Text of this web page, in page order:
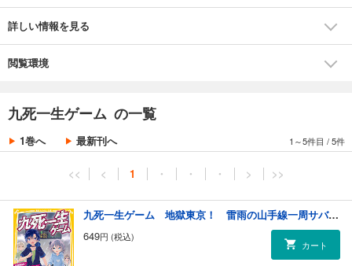
詳しい情報を見る
閲覧環境
九死一生ゲーム の一覧
1巻へ 最新刊へ 1～5件目 /5件
<< < 1 ・ ・ ・ > >>
九死一生ゲーム 地獄東京！ 雷雨の山手線一周サバイバル
649円 (税込)
カート